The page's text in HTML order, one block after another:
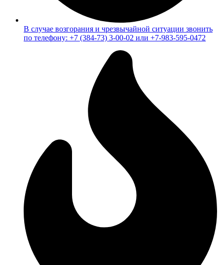
В случае возгорания и чрезвычайной ситуации звонить
по телефону: +7 (384-73) 3-00-02 или +7-983-595-0472